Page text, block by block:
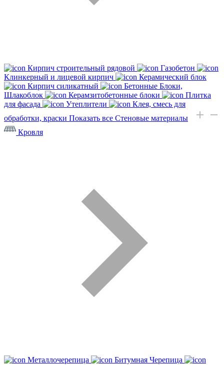
Кирпич строительный рядовой
Газобетон
Клинкерный и лицевой кирпич
Керамический блок
Кирпич силикатный
Бетонные Блоки,
Шлакоблок
Керамзитобетонные блоки
Плитка
для фасада
Утеплители
Клея, смесь для
обработки, краски Показать все Стеновые материалы
Кровля
Металлочерепица
Битумная Черепица